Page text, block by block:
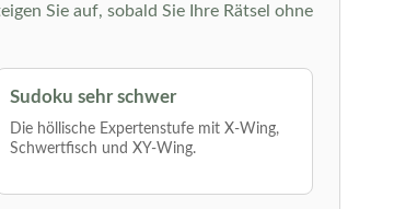
Sie auf, sobald Sie Ihre Rätsel ohne
Sudoku sehr schwer
Die höllische Expertenstufe mit X-Wing,
Schwertfisch und XY-Wing.